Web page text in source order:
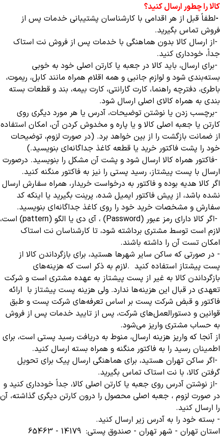
کالا را چطور ارسال کنید؟
-لطفاً قبل از هر اقدامی با کارشناسان پشتیبانی خدمات پس از
فروش تماس بگیرید.
-از ارسال کالا بدون هماهنگی با خدمات پس از فروش نت استاک
جداً، خودداری کنید.
-برای ارسال، باید کالا در جعبه یا کارتن اصلی خود به ‏خوبی
بسته‌بندی شود و لوازم جانبی و همه اقلام همراه مانند کابل، ریموت،
باطری، دفترچه راهنما، کارت گارانتی، کارت بیمه، بند و قطعات بسته
بندی به همراه کالای اصلی ارسال شود.
-برچسب زدن یا نوشتن توضیحات، آدرس یا هر مورد دیگری روی
کارتن یا جعبه اصلی کالا و یا پاره و مخدوش کردن آن، امکان استفاده
از ضمانت بازگشت را از بین خواهد برد. (در صورت لزوم، توضیحات
خود را پشت فاکتور خرید یا قطعه کاغذ جداگانه‌ای بنویسید.)
-فاکتور همراه کالا ارسال شود و پشت آن مشکل را بنویسید. درصورت
ارسال با پست پیشتاز، رسید پستی را نیز به فاکتور منگنه کنید.
اگر کالا هدیه بوده و فاکتور به درخواست خریدار، همراه سفارش ارسال
نشده باشد، از پیش فاکتور ایمیل شده، پرینت بگیرید یا اینکه کد
سفارش و مشخصات خرید خود را روی کاغذ جداگانه‌ای بنویسید.
-اگر کالا دارای رمز عبور (Password) ، آی دی یا الگو (pattern) است،
لازم است توسط مشتری برداشته شود، تا کارشناسان نت استاک
امکان تست آن را داشته باشند.
- در صورتی که ساکن سایر شهرها هستید، برای بازگرداندن کالا از
پست پیشتاز استفاده کنید .لازم به ذکر است که هزینه‌های
بازگرداندن کالا به غیر از پست پیشتاز به عهده مشتری است و شرکت
تعهدی در قبال این هزینه‌ها ندارد. ولی هزینه پست پیشتاز با ارائه
فاکتور و قبض شرکت پست بر اساس تعرفه‌های شرکت پست و طبق
قوانین و دستورالعمل‌های شرکت، پس از تایید خدمات پس از فروش
به حساب مشتری واریز می‌شود.
از آنجا که واریز هزینه ارسال، منوط به دریافت رسید پستی است، برای
اطمینان رسید را به فاکتور منگنه و همراه بسته ارسال کنید.
-اگر ساکن تهران هستید، برای هماهنگی ارسال پیک برای تحویل
گرفتن کالا، با نت استاک تماس بگیرید.
-از نوشتن آدرس روی جعبه یا کارتن اصلی کالا، جداً خودداری کنید و
در صورت لزوم ، جعبه اصلی محصول را درون کارتن دیگری گذاشته، آن
را ارسال کنید.
- بسته خود را به آدرس زیر ارسال کنید.
استان تهران - شهر تهران - صندوق پستی: 65463 - 14179